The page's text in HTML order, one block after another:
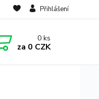
Přihlášení
0 ks
za 0 CZK